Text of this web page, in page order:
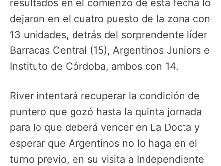
resultados en el comienzo de esta fecha lo
dejaron en el cuatro puesto de la zona con
13 unidades, detrás del sorprendente líder
Barracas Central (15), Argentinos Juniors e
Instituto de Córdoba, ambos con 14.
River intentará recuperar la condición de
puntero que gozó hasta la quinta jornada
para lo que deberá vencer en La Docta y
esperar que Argentinos no lo haga en el
turno previo, en su visita a Independiente